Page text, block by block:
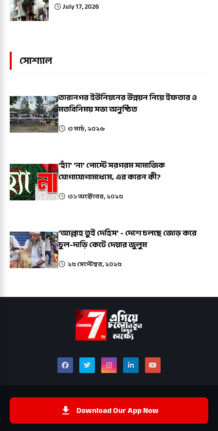
July 17, 2026
সোশ্যাল
তারানগর ইউনিয়নের উন্নয়ন নিয়ে ইফতার ও
মতবিনিময় সভা অনুষ্ঠিত
৩ মার্চ, ২০২৬
‘হ্যাঁ’ ‘না’ পোস্টে সরগরম সামাজিক
যোগাযোগামাধ্যম, এর কারন কী?
৩১ অক্টোবর, ২০২৫
‘আল্লাহ তুই দেহিস’ - দেশে চলছে জোড় করে
চুল-দাড়ি কেটে দেয়ার জুলুম
২৫ সেপ্টেম্বর, ২০২৫
Download Our App Now